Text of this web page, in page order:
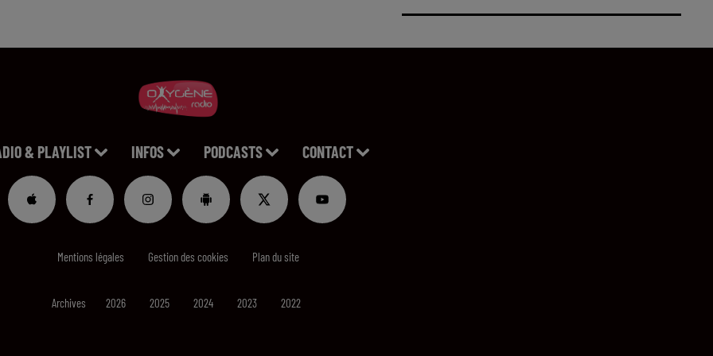
& PLAYLIST INFOS PODCASTS CONTACT
Mentions légales Gestion des cookies Plan du site
Archives 2026 2025 2024 2023 2022